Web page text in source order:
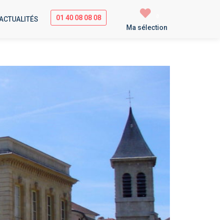
01 40 08 08 08
Ma sélection